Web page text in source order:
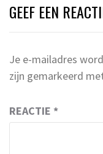
GEEF EEN
Je e-mailadres
zijn gemarkeerd
REACTIE *